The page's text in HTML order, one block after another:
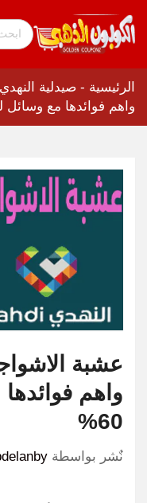
الرئيسية - صيدلية النهدي
واهم فوائدها مع وسائل
عشبة
واهم
60%
نٌشر بواسطة